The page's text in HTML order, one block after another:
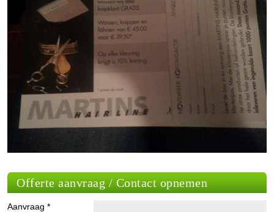
Offerte aanvraag / Contact opnemen
Aanvraag *